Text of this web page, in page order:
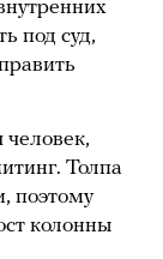
под суд,
Толпа
поэтому
колонны